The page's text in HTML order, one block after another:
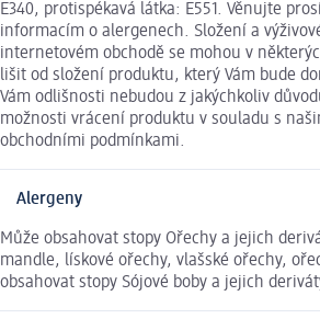
E340, protispékavá látka: E551. Věnujte
informacím o alergenech. Složení a
internetovém obchodě se mohou v
lišit od složení produktu, který Vám bude
Vám odlišnosti nebudou z jakýchkoliv
možnosti vrácení produktu v souladu s
obchodními podmínkami.
Alergeny
Může obsahovat stopy Ořechy a jejich
mandle, lískové ořechy, vlašské ořechy,
obsahovat stopy Sójové boby a jejich